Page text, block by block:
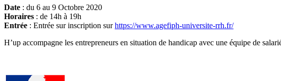
Date : du 6 au 9 Octobre 2020
Horaires : de 14h à 19h
Entrée : Entrée sur inscription surhttps://www.agefiph-universite-rrh.fr/
H’up accompagne​​ les entrepreneurs en situation de handicap avec une équipe de